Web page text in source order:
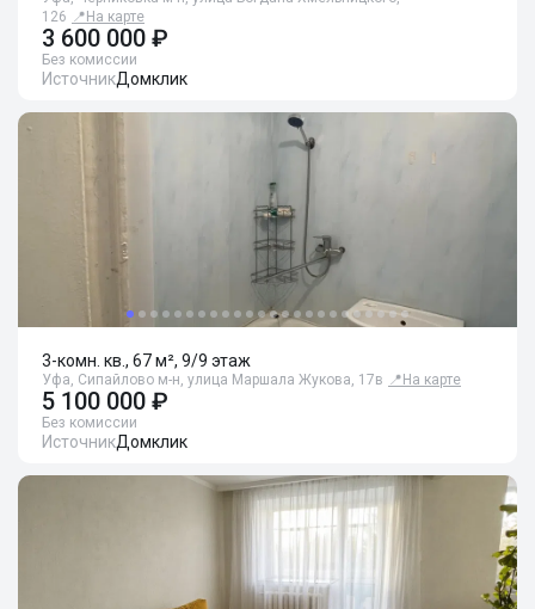
126 📍 На карте
3 600 000 ₽
Без комиссии
ИсточникДомклик
3-комн. кв., 67 м², 9/9 этаж
Уфа, Сипайлово м-н, улица Маршала Жукова, 17в 📍 На карте
5 100 000 ₽
Без комиссии
ИсточникДомклик